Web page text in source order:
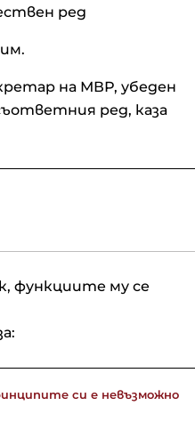
ред
на МВР, убеден
ред, каза
функциите му се
си е невъзможно